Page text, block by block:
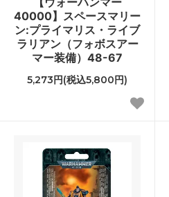
40000】スペースマリー
ン:プライマリス・ライブ
ラリアン（フォボスアー
マー装備）48-67
5,273円(税込5,800円)